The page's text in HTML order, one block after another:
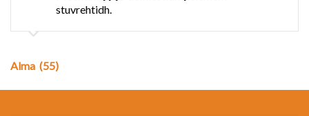
stuvrehtidh.
Alma (55)